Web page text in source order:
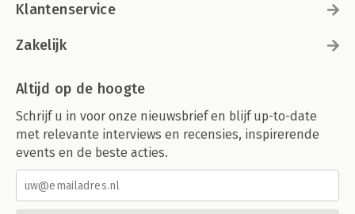
Klantenservice
Zakelijk
Altijd op de hoogte
Schrijf u in voor onze nieuwsbrief en blijf up-to-date
met relevante interviews en recensies, inspirerende
events en de beste acties.